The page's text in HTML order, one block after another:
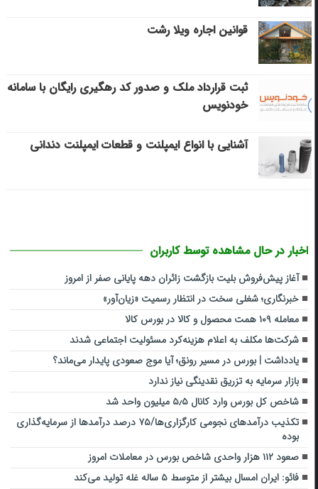
قوانین اجاره ویلا رشت
ثبت قرارداد ملک و صدور کد رهگیری رایگان با سامانه
خودنویس
آشنایی با انواع ایمپلنت و قطعات ایمپلنت دندانی
اخبار در حال مشاهده توسط کاربران
آغاز پیش‌فروش بلیت بازگشت زائران دهه پایانی صفر از امروز
خبرنگاری؛ شغلی سخت در انتظار رسمیت «زیان‌آور»
معامله ۱۰۹ همت محصول و کالا در بورس کالا
شرکت‌ها مکلف به اعلام هزینه‌کرد مسئولیت اجتماعی شدند
یادداشت | بورس در مسیر رونق؛ آیا موج صعودی پایدار می‌ماند؟
بازار سرمایه به تزریق نقدینگی نیاز ندارد
شاخص کل بورس وارد کانال ۵٫۵ میلیون واحد شد
تکذیب درآمدهای نجومی کارگزاری‌ها/۷۵ درصد درآمدها از سرمایه‌گذاری
بوده
صعود ۱۱۲ هزار واحدی شاخص بورس در معاملات امروز
فائو: ایران امسال بیشتر از متوسط ۵ ساله غله تولید می‌کند